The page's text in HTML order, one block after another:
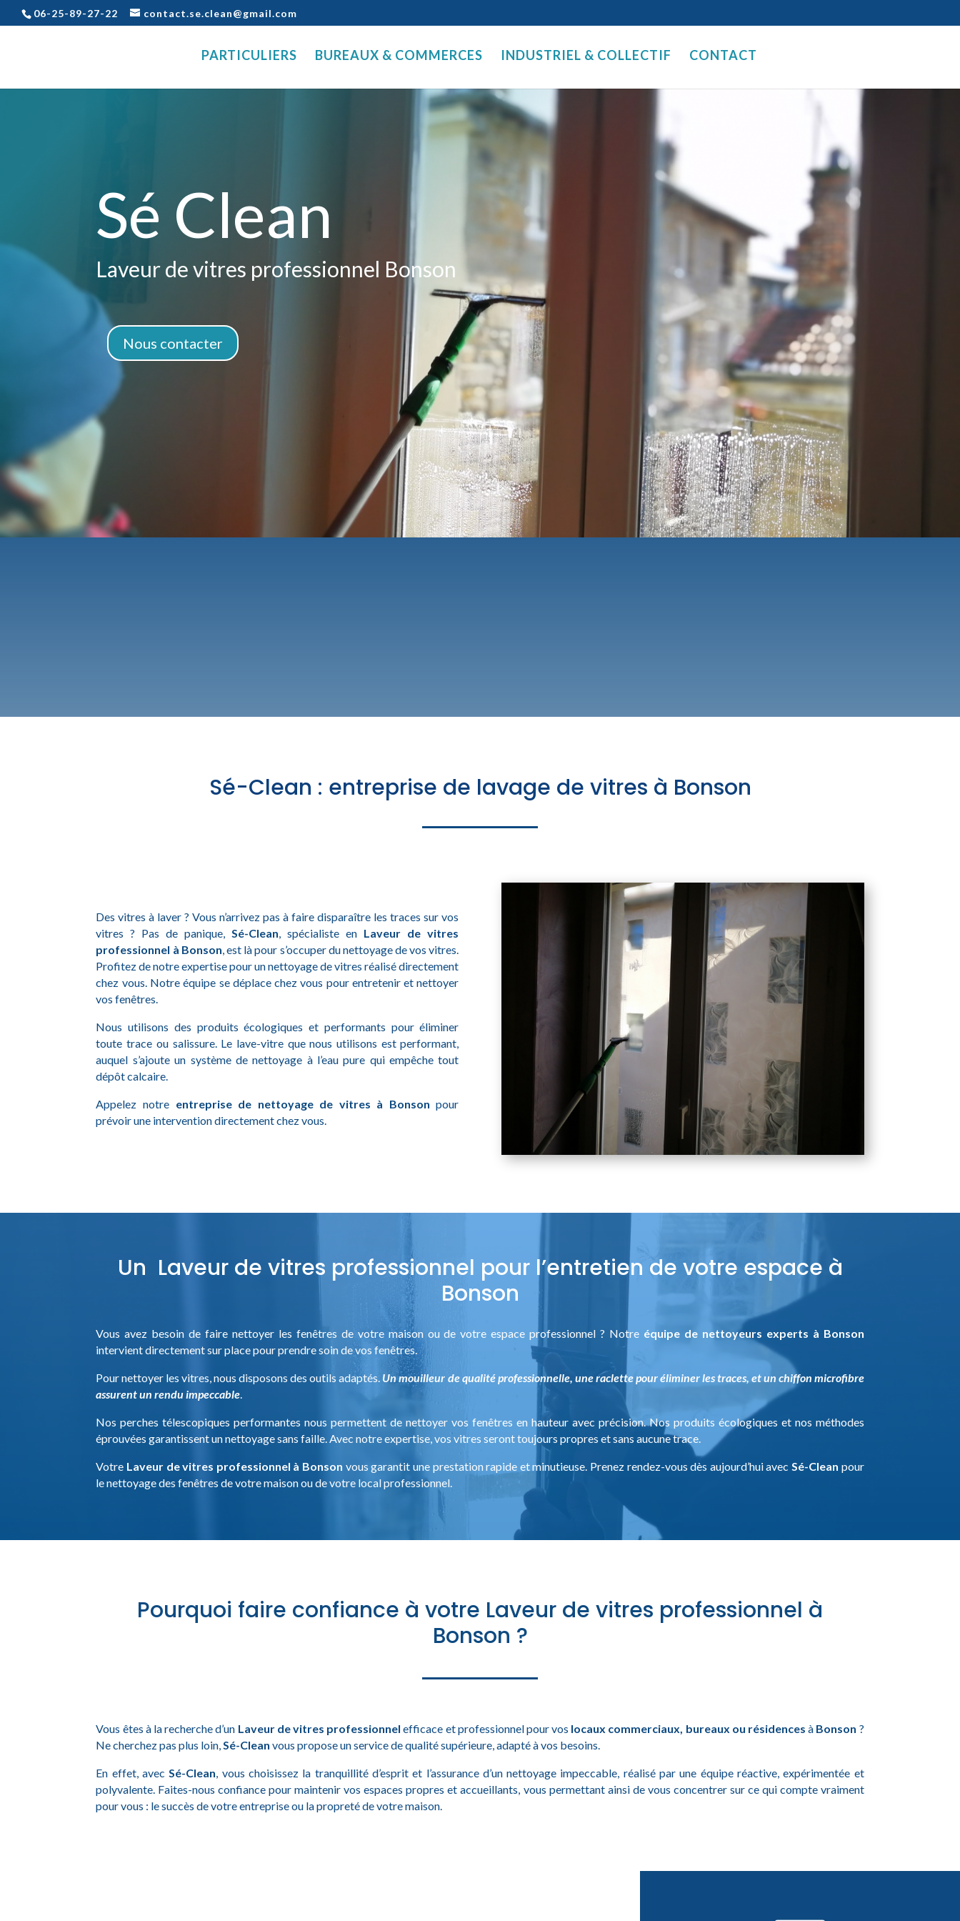
06-25-89-27-22 contact.se.clean@gmail.com
PARTICULIERS BUREAUX & COMMERCES INDUSTRIEL & COLLECTIF CONTACT
Sé Clean
Laveur de vitres professionnel Bonson
Nous contacter
Sé-Clean : entreprise de lavage de vitres à Bonson
Des vitres à laver ? Vous n’arrivez pas à faire disparaître les traces sur vos
vitres ? Pas de panique,Sé-Clean, spécialiste en Laveur de vitres
professionnel à Bonson, est là pour s’occuper du nettoyage de vos vitres.
Profitez de notre expertise pour un nettoyage de vitres réalisé directement
chez vous. Notre équipe se déplace chez vous pour entretenir et nettoyer
vos fenêtres.
Nous utilisons des produits écologiques et performants pour éliminer
toute trace ou salissure. Le lave-vitre que nous utilisons est performant,
auquel s’ajoute un système de nettoyage à l’eau pure qui empêche tout
dépôt calcaire.
Appelez notre entreprise de nettoyage de vitres à Bonson pour
prévoir une intervention directement chez vous.
Un Laveur de vitres professionnel pour l’entretien de votre espace à
Bonson
Vous avez besoin de faire nettoyer les fenêtres de votre maison ou de votre espace professionnel ? Notre équipe de nettoyeurs experts à Bonson
intervient directement sur place pour prendre soin de vos fenêtres.
Pour nettoyer les vitres, nous disposons des outils adaptés. Un mouilleur de qualité professionnelle, une raclette pour éliminer les traces, et un chiffon microfibre
assurent un rendu impeccable
Nos perches télescopiques performantes nous permettent de nettoyer vos fenêtres en hauteur avec précision. Nos produits écologiques et nos méthodes
éprouvées garantissent un nettoyage sans faille. Avec notre expertise, vos vitres seront toujours propres et sans aucune trace.
Votre Laveur de vitres professionnel à Bonson vous garantit une prestation rapide et minutieuse. Prenez rendez-vous dès aujourd’hui avec Sé-Clean pour
le nettoyage des fenêtres de votre maison ou de votre local professionnel.
Pourquoi faire confiance à votre Laveur de vitres professionnel à
Bonson ?
Vous êtes à la recherche d’un Laveur de vitres professionnel efficace et professionnel pour vos locaux commerciaux, bureaux ou résidences à Bonson ?
Ne cherchez pas plus loin, Sé-Clean vous propose un service de qualité supérieure, adapté à vos besoins.
En effet, avec Sé-Clean , vous choisissez la tranquillité d’esprit et l’assurance d’un nettoyage impeccable, réalisé par une équipe réactive, expérimentée et
polyvalente. Faites-nous confiance pour maintenir vos espaces propres et accueillants, vous permettant ainsi de vous concentrer sur ce qui compte vraiment
pour vous : le succès de votre entreprise ou la propreté de votre maison.